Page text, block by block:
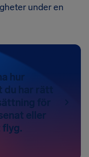
under en
hur
har rätt
för
eller